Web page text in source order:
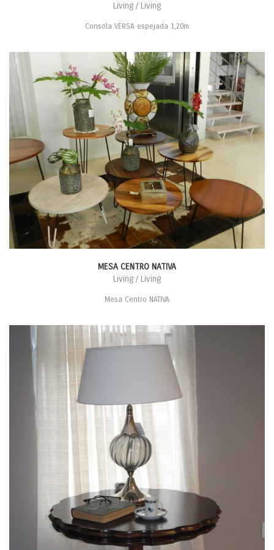
Living / Living
Consola VERSA espejada 1,20m
MESA CENTRO NATIVA
Living / Living
Mesa Centro NATIVA